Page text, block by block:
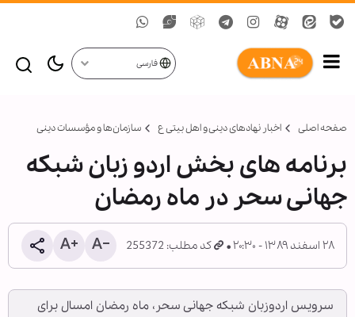
فارسی
صفحه اصلی اخبار نهادهای دینی و اهل بیتی ع سازمان‌ها و مؤسسات دینی
برنامه‏‏‏ های بخش اردو زبان شبکه
جهانی سحر در ماه رمضان
۲۸ اسفند ۱۳۸۹ - ۲۰:۳۰ کد مطلب: 255372
سرویس اردوزبان شبکه جهانی سحر، ماه رمضان امسال برای